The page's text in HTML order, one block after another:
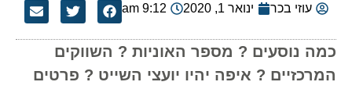
עוזי בכר ינואר 1, 2020 9:12 am
כמה נוסעים ? מספר האוניות ? השווקים
המרכזיים ? איפה יהיו יועצי השייט ? פרטים